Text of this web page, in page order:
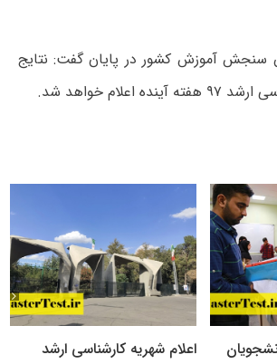
سنجش آموزش کشور در پایان گفت: نتایج
اعلام خواهد شد.
اعلام شهریه کارشناسی ارشد